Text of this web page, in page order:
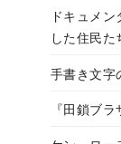
ドキュメ
した住民た
手書き文字
『田鎖ブ